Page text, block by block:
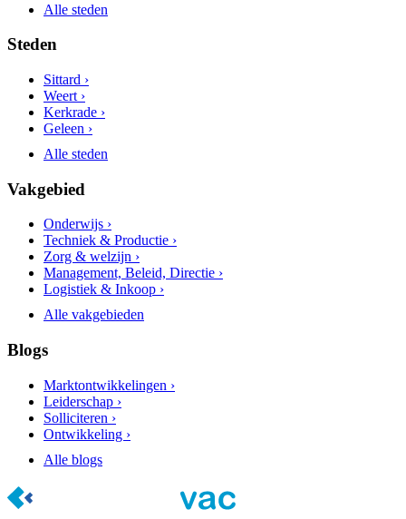
Alle steden
Steden
Sittard ›
Weert ›
Kerkrade ›
Geleen ›
Alle steden
Vakgebied
Onderwijs ›
Techniek & Productie ›
Zorg & welzijn ›
Management, Beleid, Directie ›
Logistiek & Inkoop ›
Alle vakgebieden
Blogs
Marktontwikkelingen ›
Leiderschap ›
Solliciteren ›
Ontwikkeling ›
Alle blogs